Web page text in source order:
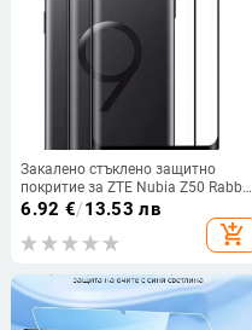
Закалено стъклено защитно
покритие за ZTE Nubia Z50 Rabbit
Edition с извита странична
залепваща повърхност и пълно
покритие на екрана
6.92 €/13.53 лв
add_shopping_cart